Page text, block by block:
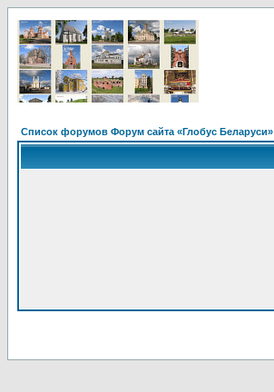
Список форумов Форум сайта «Глобус Беларуси»